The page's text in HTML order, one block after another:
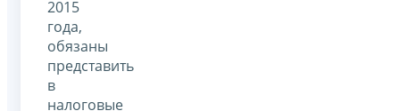
2015
года,
обязаны
представить
в
налоговые